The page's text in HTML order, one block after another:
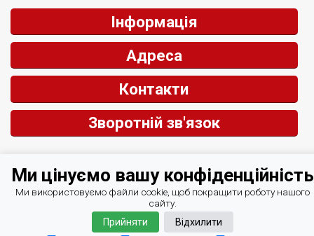
Інформація
Адреса
Контакти
Зворотній зв'язок
© СІРІУС Центр Автоматизації 2007-2026 Курси валют Мінфін
Ми цінуємо вашу конфіденційність
Ми використовуємо файли cookie, щоб покращити роботу нашого
сайту.
Прийняти
Відхилити